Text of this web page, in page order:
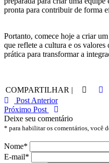
pronta para contribuir de forma
Portanto, comece hoje a criar
que reflete a cultura e os valores
prática para transformar a
COMPARTILHAR |
Post Anterior
Próximo Post
Deixe seu comentário
* para habilitar os comentários, você
Nome*
E-mail*